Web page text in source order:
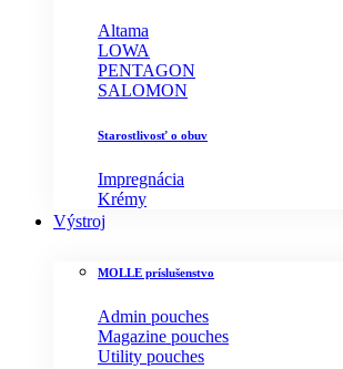
Altama
LOWA
PENTAGON
SALOMON
Starostlivosť o obuv
Impregnácia
Krémy
Výstroj
MOLLE príslušenstvo
Admin pouches
Magazine pouches
Utility pouches